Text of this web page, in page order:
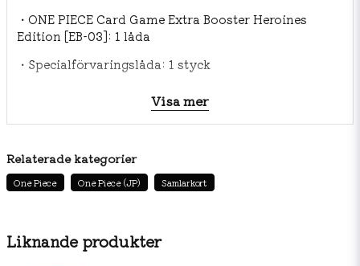
Liknande produkter
・ONE PIECE Card Game Extra Booster Heroines
Edition [EB-03]: 1 låda
・Specialförvaringslåda: 1 styck
・Specialkortfickor: 70 stycken
・Special Don‼-kort: 10 kort av varje typ (antingen
kommer att inkluderas)
*Den faktiska produkten kan skilja sig något från
Visa mer
Relaterade kategorier
One Piece One Piece (JP) Samlarkort